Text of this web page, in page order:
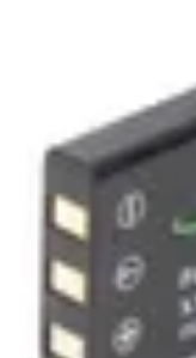
Voyage Inoubliable